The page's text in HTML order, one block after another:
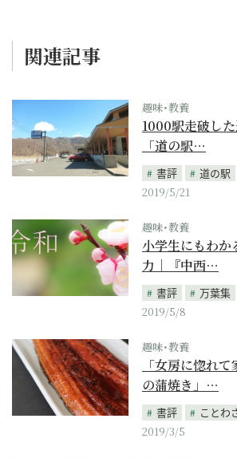
関連記事
趣味･教養
1000駅走破し
「道の駅…
書評
道の駅
2019/5/21
趣味･教養
小学生にもわか
力｜『中西…
書評
万葉集
2019/5/8
趣味･教養
「女房に惚れ
の蒲焼き」…
書評
ことわ
2019/3/5